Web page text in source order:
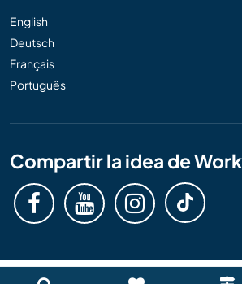
English
Deutsch
Français
Português
Compartir la idea de